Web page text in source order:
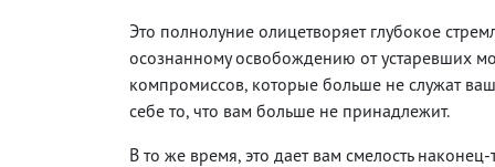
Это полнолуние олицетворяет глубокое
осознанному освобождению от устаревших
компромиссов, которые больше не служат
себе то, что вам больше не принадлежит.
В то же время, это дает вам смелость